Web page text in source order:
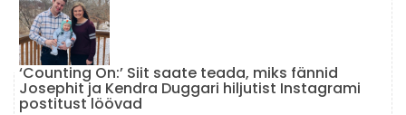
‘Counting On:’ Siit saate teada, miks fännid
Josephit ja Kendra Duggari hiljutist Instagrami
postitust löövad